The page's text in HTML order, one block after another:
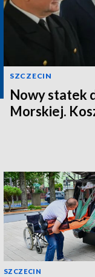
SZCZECIN
Nowy statek
Morskiej.
SZCZECIN